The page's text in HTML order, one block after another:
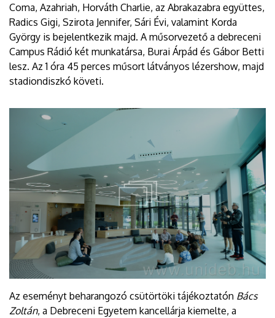
Coma, Azahriah, Horváth Charlie, az Abrakazabra együttes,
Radics Gigi, Szirota Jennifer, Sári Évi, valamint Korda
György is bejelentkezik majd. A műsorvezető a debreceni
Campus Rádió két munkatársa, Burai Árpád és Gábor Betti
lesz. Az 1 óra 45 perces műsort látványos lézershow, majd
stadiondiszkó követi.
Az eseményt beharangozó csütörtöki tájékoztatón Bács
Zoltán, a Debreceni Egyetem kancellárja kiemelte, a